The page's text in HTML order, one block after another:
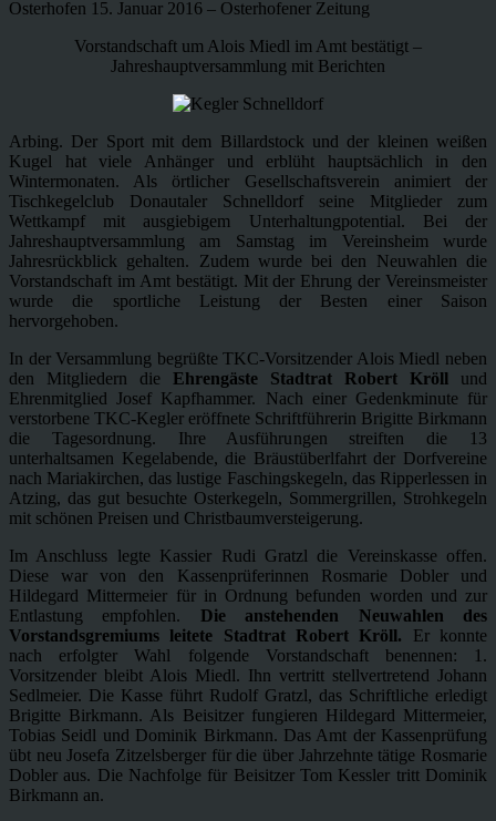
Osterhofen 15. Januar 2016 – Osterhofener Zeitung
Vorstandschaft um Alois Miedl im Amt bestätigt –
Jahreshauptversammlung mit Berichten
Arbing. Der Sport mit dem Billardstock und der kleinen weißen
Kugel hat viele Anhänger und erblüht hauptsächlich in den
Wintermonaten. Als örtlicher Gesellschaftsverein animiert der
Tischkegelclub Donautaler Schnelldorf seine Mitglieder zum
Wettkampf mit ausgiebigem Unterhaltungpotential. Bei der
Jahreshauptversammlung am Samstag im Vereinsheim wurde
Jahresrückblick gehalten. Zudem wurde bei den Neuwahlen die
Vorstandschaft im Amt bestätigt. Mit der Ehrung der Vereinsmeister
wurde die sportliche Leistung der Besten einer Saison
hervorgehoben.
In der Versammlung begrüßte TKC-Vorsitzender Alois Miedl neben
den Mitgliedern die Ehrengäste Stadtrat Robert Kröll und
Ehrenmitglied Josef Kapfhammer. Nach einer Gedenkminute für
verstorbene TKC-Kegler eröffnete Schriftführerin Brigitte Birkmann
die Tagesordnung. Ihre Ausführungen streiften die 13
unterhaltsamen Kegelabende, die Bräustüberlfahrt der Dorfvereine
nach Mariakirchen, das lustige Faschingskegeln, das Ripperlessen in
Atzing, das gut besuchte Osterkegeln, Sommergrillen, Strohkegeln
mit schönen Preisen und Christbaumversteigerung.
Im Anschluss legte Kassier Rudi Gratzl die Vereinskasse offen.
Diese war von den Kassenprüferinnen Rosmarie Dobler und
Hildegard Mittermeier für in Ordnung befunden worden und zur
Entlastung empfohlen. Die anstehenden Neuwahlen des
Vorstandsgremiums leitete Stadtrat Robert Kröll. Er konnte
nach erfolgter Wahl folgende Vorstandschaft benennen: 1.
Vorsitzender bleibt Alois Miedl. Ihn vertritt stellvertretend Johann
Sedlmeier. Die Kasse führt Rudolf Gratzl, das Schriftliche erledigt
Brigitte Birkmann. Als Beisitzer fungieren Hildegard Mittermeier,
Tobias Seidl und Dominik Birkmann. Das Amt der Kassenprüfung
übt neu Josefa Zitzelsberger für die über Jahrzehnte tätige Rosmarie
Dobler aus. Die Nachfolge für Beisitzer Tom Kessler tritt Dominik
Birkmann an.